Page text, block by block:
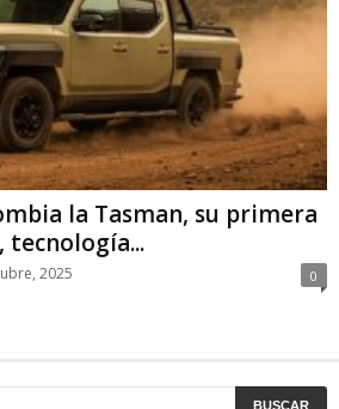
la Tasman, su primera
tecnología...
2025 0